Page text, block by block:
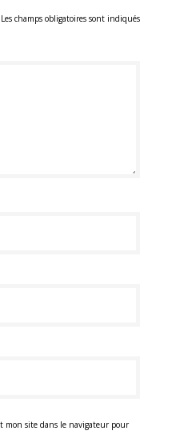
Les champs obligatoires sont indiqués
mon site dans le navigateur pour